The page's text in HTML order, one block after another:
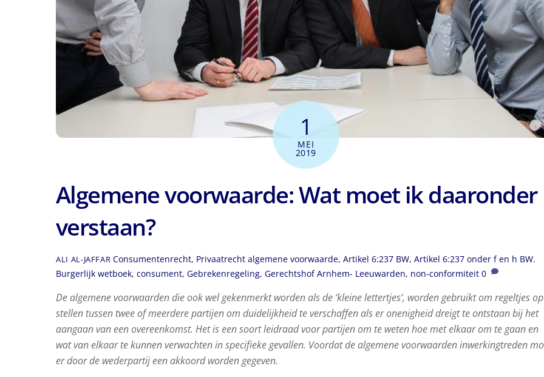
1
MEI
2019
Algemene voorwaarde: Wat moet ik daaronder
verstaan?
ALI AL-JAFFAR Consumentenrecht, Privaatrecht algemene voorwaarde,Artikel 6:237 BW,Artikel 6:237 onder f en h BW.
Burgerlijk wetboek, consument, Gebrekenregeling, Gerechtshof Arnhem- Leeuwarden, non-conformiteit 0
De algemene voorwaarden die ook wel gekenmerkt worden als de ‘kleine lettertjes’, worden gebruikt om regeltjes
stellen tussen twee of meerdere partijen om duidelijkheid te verschaffen als er onenigheid dreigt te ontstaan bij het
aangaan van een overeenkomst. Het is een soort leidraad voor partijen om te weten hoe met elkaar om te gaan en
wat van elkaar te kunnen verwachten in specifieke gevallen. Voordat de algemene voorwaarden inwerkingtreden
er door de wederpartij een akkoord worden gegeven.